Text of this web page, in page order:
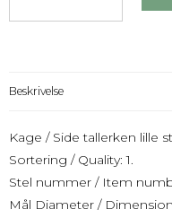
Beskrivelse
Kage / Side tallerken lille
Sortering / Quality: 1.
Stel nummer / Item
Mål Diameter /